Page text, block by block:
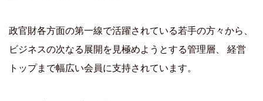
政官財各方面の第一線で活躍されている若手の方々から、
ビジネスの次なる展開を見極めようとする管理層、 経営
トップまで幅広い会員に支持されています。